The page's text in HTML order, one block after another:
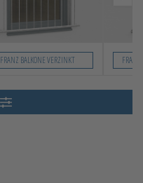
FRANZ BALKONE VERZINKT